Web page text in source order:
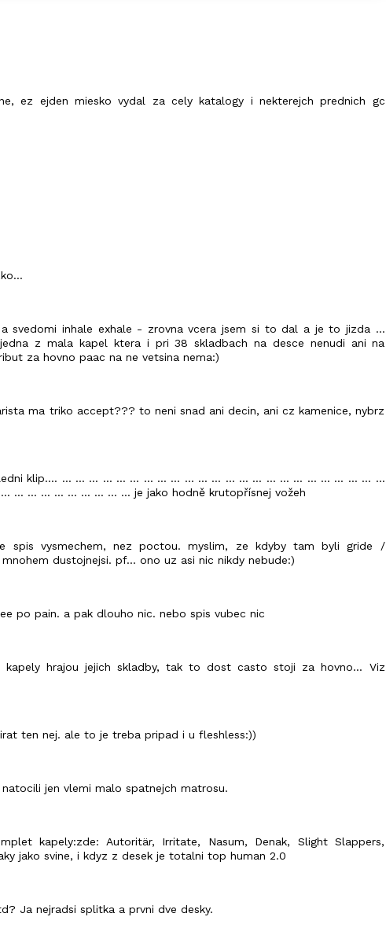
ez ejden miesko vydal za cely katalogy i nekterejch prednich gc
svedomi inhale exhale - zrovna vcera jsem si to dal a je to jizda ...
z mala kapel ktera i pri 38 skladbach na desce nenudi ani na
za hovno paac na ne vetsina nema:)
ma triko accept??? to neni snad ani decin, ani cz kamenice, nybrz
klip.... ... ... ... ... ... ... ... ... ... ... ... ... ... ... ... ... ... ... ... ... ... ... ... ...
... ... ... ... ... ... ... ... ... je jako hodně krutopřísnej vožeh
spis vysmechem, nez poctou. myslim, ze kdyby tam byli gride /
dustojnejsi. pf... ono uz asi nic nikdy nebude:)
po pain. a pak dlouho nic. nebo spis vubec nic
kapely hrajou jejich skladby, tak to dost casto stoji za hovno... Viz
ten nej. ale to je treba pripad i u fleshless:))
jen vlemi malo spatnejch matrosu.
kapely:zde: Autoritär, Irritate, Nasum, Denak, Slight Slappers,
jako svine, i kdyz z desek je totalni top human 2.0
Ja nejradsi splitka a prvni dve desky.